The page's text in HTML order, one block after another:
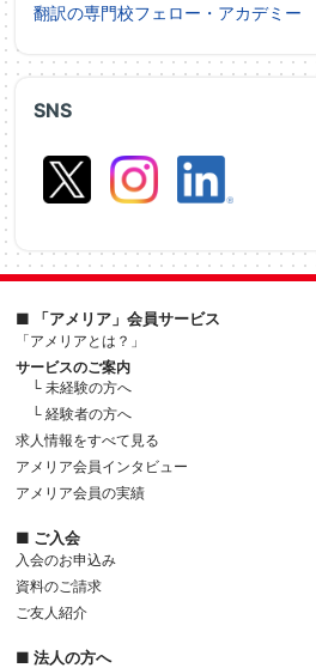
SNS
翻訳の専門校フェロー・アカデミー
■ 「アメリア」会員サービス
「アメリアとは？」
サービスのご案内
└ 未経験の方へ
└ 経験者の方へ
求人情報をすべて見る
アメリア会員インタビュー
アメリア会員の実績
■ ご入会
入会のお申込み
資料のご請求
ご友人紹介
■ 法人の方へ